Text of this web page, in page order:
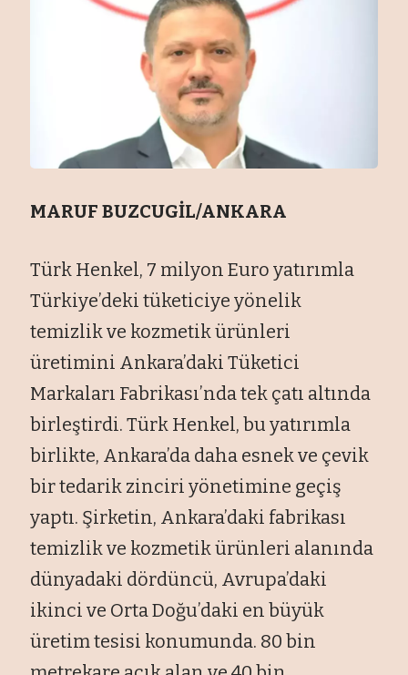
MARUF BUZCUGİL/ANKARA
Türk Henkel, 7 milyon Euro yatırımla
Türkiye’deki tüketiciye yönelik
temizlik ve kozmetik ürünleri
üretimini Ankara’daki Tüketici
Markaları Fabrikası’nda tek çatı altında
birleştirdi. Türk Henkel, bu yatırımla
birlikte, Ankara’da daha esnek ve çevik
bir tedarik zinciri yönetimine geçiş
yaptı. Şirketin, Ankara’daki fabrikası
temizlik ve kozmetik ürünleri alanında
dünyadaki dördüncü, Avrupa’daki
ikinci ve Orta Doğu’daki en büyük
üretim tesisi konumunda. 80 bin